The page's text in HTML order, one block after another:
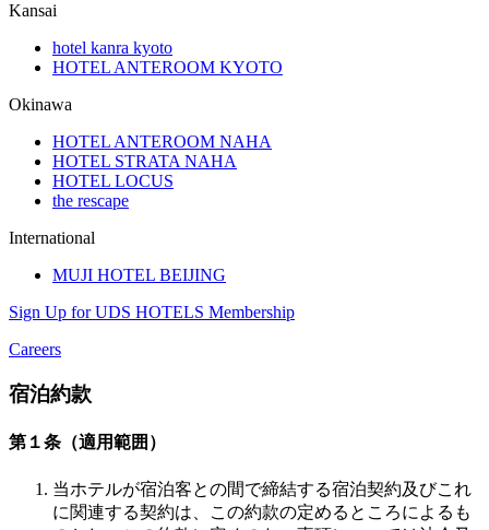
Kansai
hotel kanra kyoto
HOTEL ANTEROOM KYOTO
Okinawa
HOTEL ANTEROOM NAHA
HOTEL STRATA NAHA
HOTEL LOCUS
the rescape
International
MUJI HOTEL BEIJING
Sign Up for UDS HOTELS Membership
Careers
宿泊約款
第１条（適用範囲）
当ホテルが宿泊客との間で締結する宿泊契約及びこれ
に関連する契約は、この約款の定めるところによるも